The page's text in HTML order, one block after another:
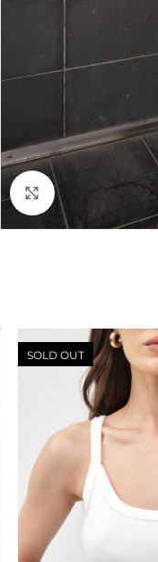
Click to enlarge
SOLD OUT